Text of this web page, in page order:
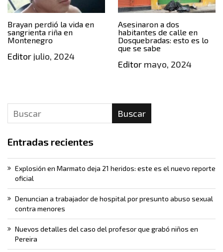
Brayan perdió la vida en
sangrienta riña en
Montenegro
Editor julio, 2024
Asesinaron a dos
habitantes de calle en
Dosquebradas: esto es lo
que se sabe
Editormayo, 2024
Buscar
Entradas recientes
Explosión en Marmato deja 21 heridos: este es el nuevo reporte
oficial
Denuncian a trabajador de hospital por presunto abuso sexual
contra menores
Nuevos detalles del caso del profesor que grabó niños en
Pereira